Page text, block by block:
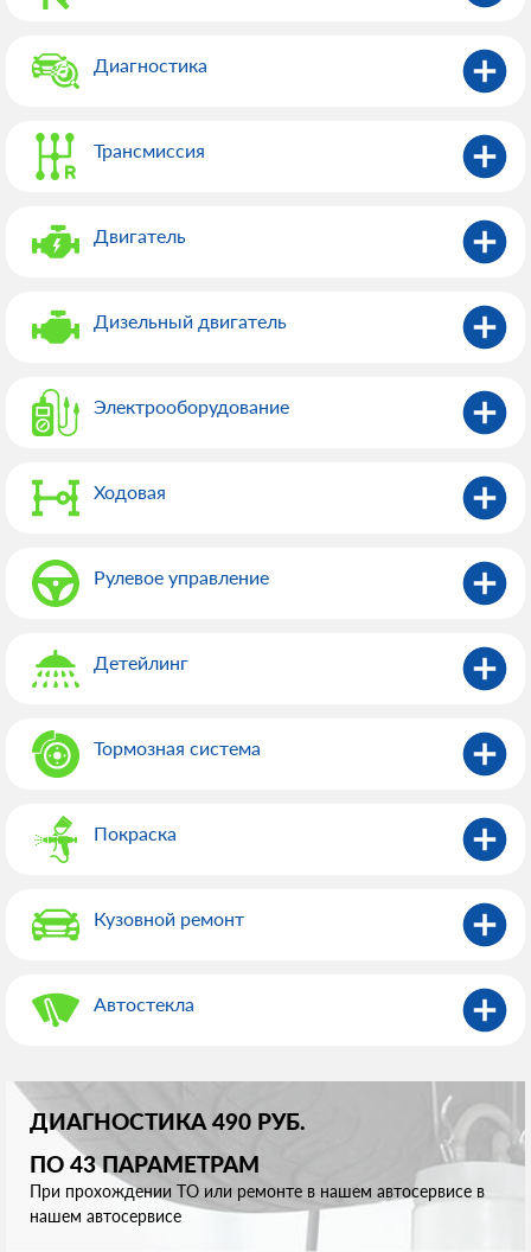
Диагностика
Трансмиссия
Двигатель
Дизельный двигатель
Электрооборудованиe
Ходовая
Рулевое управление
Детейлинг
Тормозная система
Покраска
Кузовной ремонт
Автостекла
ДИАГНОСТИКА 490 РУБ.
ПО 43 ПАРАМЕТРАМ
При прохождении ТО или ремонте в нашем автосервисе в
нашем автосервисе